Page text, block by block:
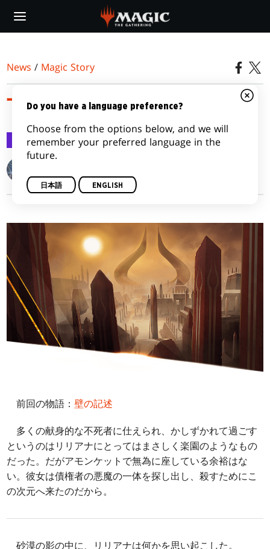
main
News / Magic Story
下僕
Magic Story 2017/04/19
前回の物語：壁の記述
多くの献身的な不死者に仕えられ、かしずかれて過ごす
というのはリリアナにとってはまさしく楽園のようなもの
だった。だがアモンケットで無為に座している余裕はな
い。彼女は債権者の悪魔の一体を探し出し、殺すためにこ
の次元へ来たのだから。
砂漠の影の中に、リリアナは何かを思い起こした。
Do you have a language preference?
Choose from the options below, and we will
remember your preferred language in the
future.
日本語 ENGLISH